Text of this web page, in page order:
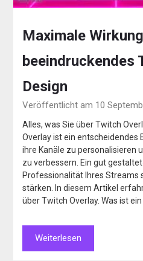
Maximale
beeindruckendes
Design
Veröffentlicht am 10
Alles, was Sie über Twitch
Overlay ist ein entscheidendes
ihre Kanäle zu personalisieren
zu verbessern. Ein gut
Professionalität Ihres Streams
stärken. In diesem Artikel
über Twitch Overlay. Was ist ein
Weiterlesen